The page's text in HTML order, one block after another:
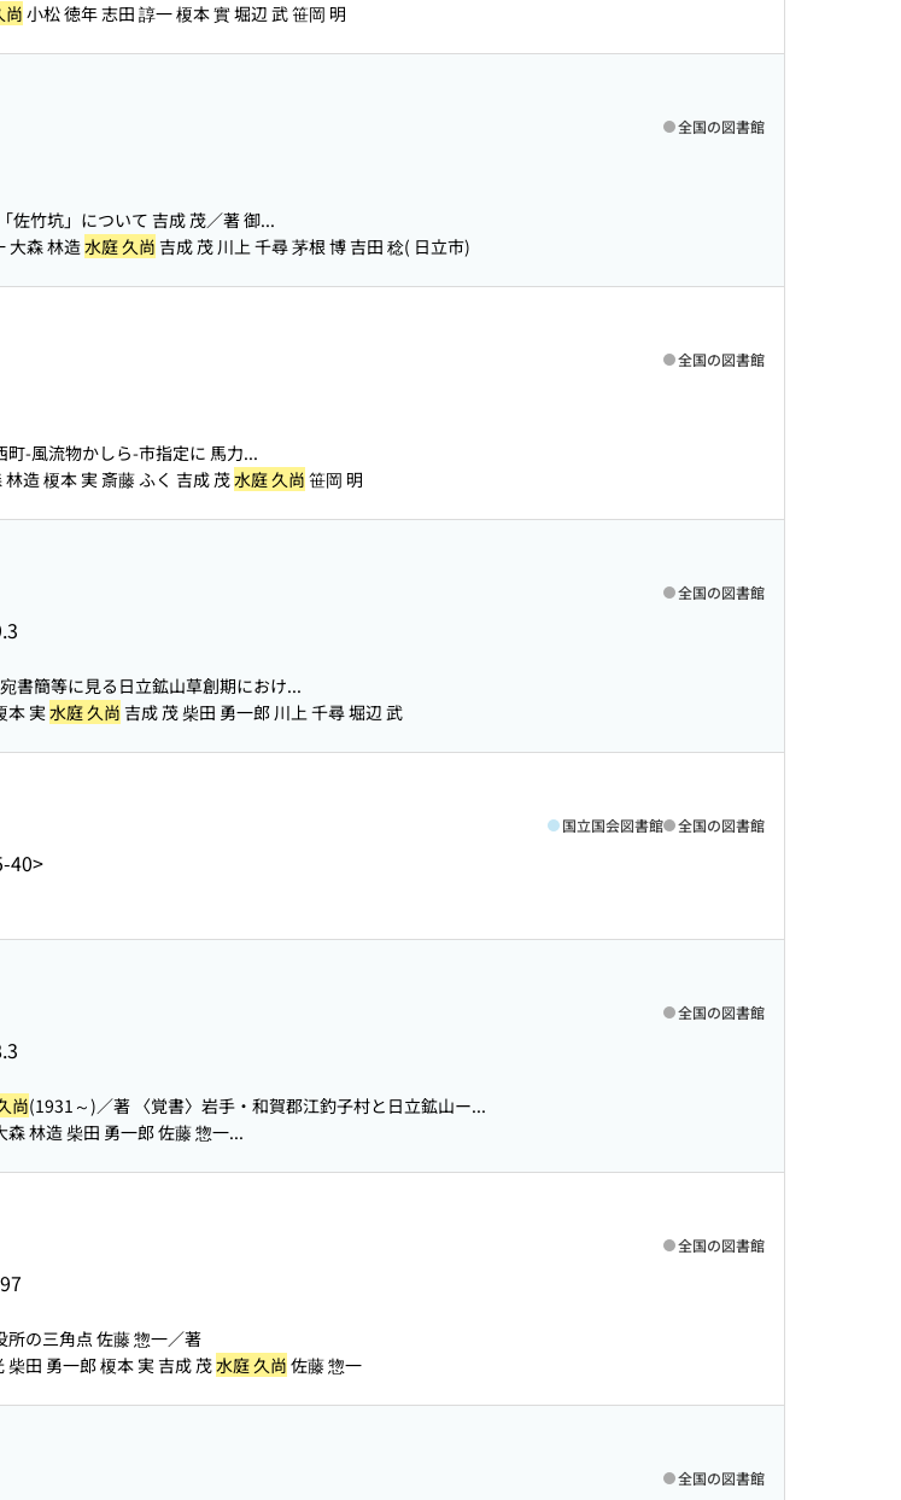
尚 小松 徳年 志田 諄一 榎本 實 堀辺 武 笹岡 明
全国の図書館
佐竹坑」について 吉成 茂／著 御...
大森 林造水庭 久尚 吉成 茂 川上 千尋 茅根 博 吉田 稔( 日立市)
全国の図書館
町-風流物かしら-市指定に 馬力...
造 榎本 実 斎藤 ふく 吉成 茂水庭 久尚 笹岡 明
全国の図書館
書簡等に見る日立鉱山草創期におけ...
本 実水庭 久尚 吉成 茂 柴田 勇一郎 川上 千尋 堀辺 武
40>
国立国会図書館 全国の図書館
全国の図書館
尚(1931～)／著 〈覚書〉岩手・和賀郡江釣子村と日立鉱山ー...
森 林造 柴田 勇一郎 佐藤 惣一...
全国の図書館
の三角点 佐藤 惣一／著
田 勇一郎 榎本 実 吉成 茂水庭 久尚 佐藤 惣一
全国の図書館